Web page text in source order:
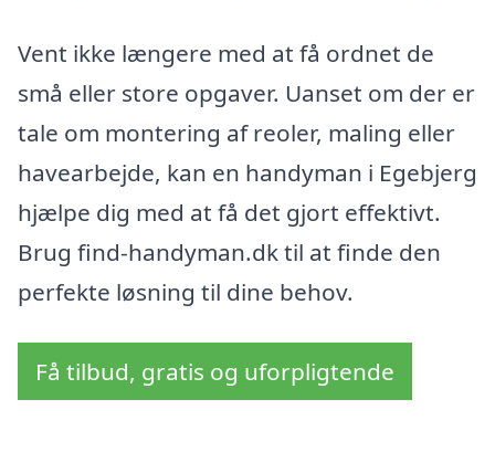
Vent ikke længere med at få ordnet de
små eller store opgaver. Uanset om der er
tale om montering af reoler, maling eller
havearbejde, kan en handyman i Egebjerg
hjælpe dig med at få det gjort effektivt.
Brug find-handyman.dk til at finde den
perfekte løsning til dine behov.
Få tilbud, gratis og uforpligtende